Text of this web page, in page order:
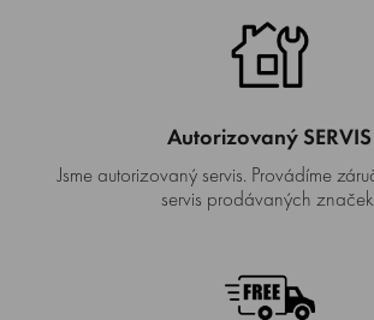
Autorizovaný SERVIS
Jsme autorizovaný servis. Provádíme
servis prodávaných